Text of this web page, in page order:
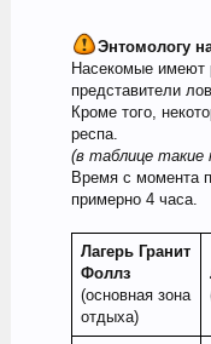
Энтомологу
Насекомые имеют
представители
Кроме того,
респа.
(в таблице такие
Время с момента
примерно 4 часа.
Лагерь Гранит
Фоллз
(основная зона
отдыха)